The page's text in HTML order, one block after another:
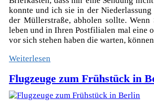
konnte und ich sie in der
der Müllerstraße, abholen sollte. Wenn
leben und in Ihren Postfilialen mal eine
vor sich stehen haben die warten,
Weiterlesen
Flugzeuge zum Frühstück in